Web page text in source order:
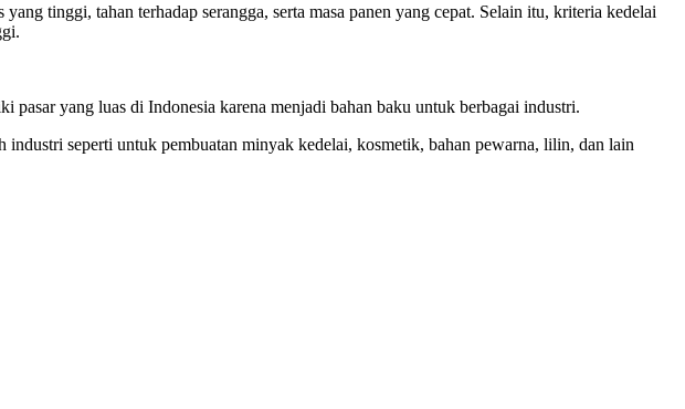
tinggi, tahan terhadap serangga, serta masa panen yang cepat. Selain itu, kriteria kedelai
yang luas di Indonesia karena menjadi bahan baku untuk berbagai industri.
seperti untuk pembuatan minyak kedelai, kosmetik, bahan pewarna, lilin, dan lain